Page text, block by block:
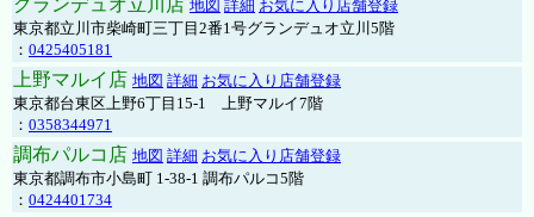
グランデュオ立川店 地図 詳細 お気に入り店舗登録
東京都立川市柴崎町三丁目2番1号グランデュオ立川5階
： 0425405181
上野マルイ店 地図 詳細 お気に入り店舗登録
東京都台東区上野6丁目15-1 上野マルイ7階
： 0358344971
調布パルコ店 地図 詳細 お気に入り店舗登録
東京都調布市小島町 1-38-1 調布パルコ5階
： 0424401734